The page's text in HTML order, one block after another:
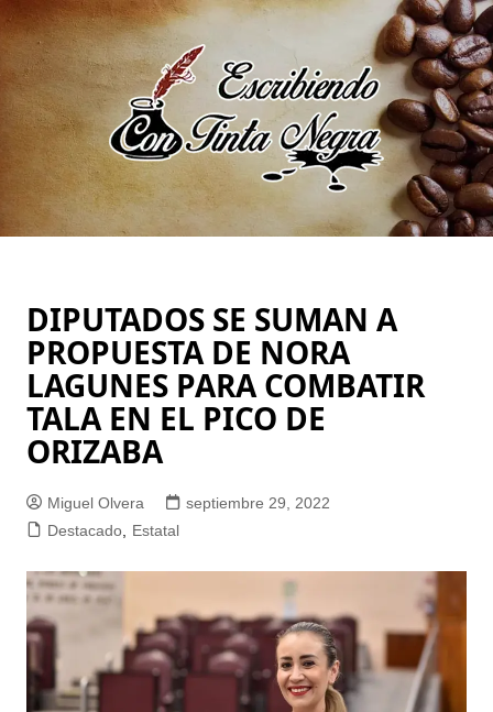
Saltar
al
contenido
DIPUTADOS SE SUMAN A
PROPUESTA DE NORA
LAGUNES PARA COMBATIR
TALA EN EL PICO DE
ORIZABA
Miguel Olvera
septiembre 29, 2022
Destacado, Estatal